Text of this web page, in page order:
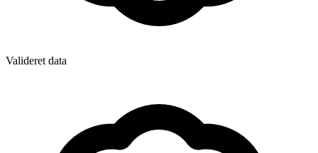
Valideret data